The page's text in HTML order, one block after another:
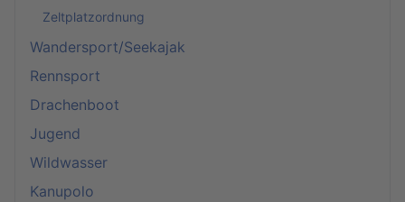
Zeltplatzordnung
Wandersport/Seekajak
Rennsport
Drachenboot
Jugend
Wildwasser
Kanupolo